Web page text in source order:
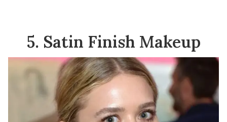
5. Satin Finish Makeup